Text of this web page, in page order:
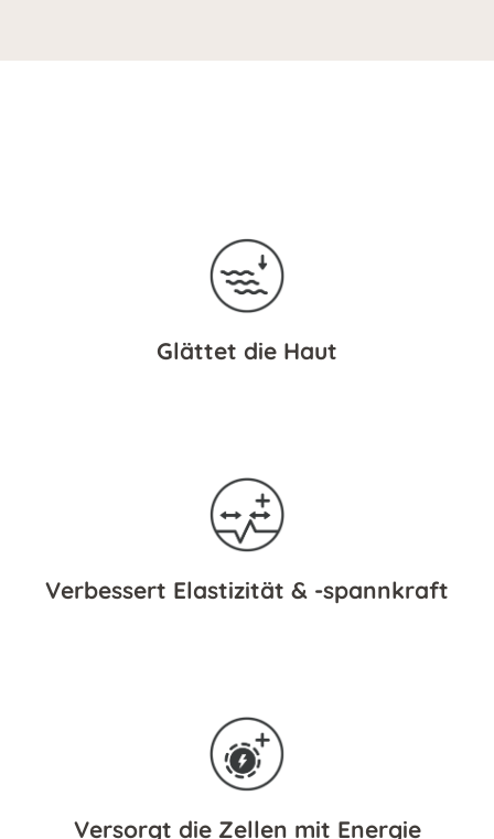
Glättet die Haut
Verbessert Elastizität & -spannkraft
Versorgt die Zellen mit Energie